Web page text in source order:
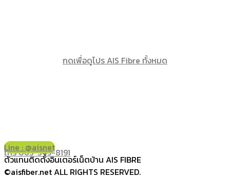
กดเพื่อดูโปร AIS Fibre ทั้งหมด
โทร 065-349-8191
Line : @aisnet
ตัวแทนติดตั้งอินเตอร์เน็ตบ้าน AIS FIBRE
©aisfiber.net ALL RIGHTS RESERVED.